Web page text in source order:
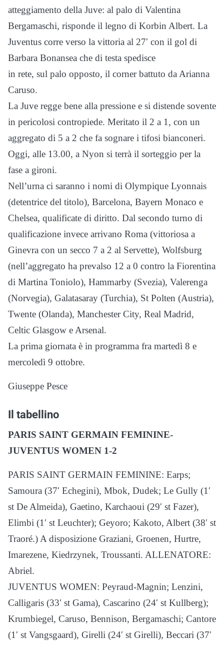
atteggiamento della Juve: al palo di Valentina
Bergamaschi, risponde il legno di Korbin Albert. La
Juventus corre verso la vittoria al 27′ con il gol di
Barbara Bonansea che di testa spedisce
in rete, sul palo opposto, il corner battuto da Arianna
Caruso.
La Juve regge bene alla pressione e si distende sovente
in pericolosi contropiede. Meritato il 2 a 1, con un
aggregato di 5 a 2 che fa sognare i tifosi bianconeri.
Oggi, alle 13.00, a Nyon si terrà il sorteggio per la
fase a gironi.
Nell’urna ci saranno i nomi di Olympique Lyonnais
(detentrice del titolo), Barcelona, Bayern Monaco e
Chelsea, qualificate di diritto. Dal secondo turno di
qualificazione invece arrivano Roma (vittoriosa a
Ginevra con un secco 7 a 2 al Servette), Wolfsburg
(nell’aggregato ha prevalso 12 a 0 contro la Fiorentina
di Martina Toniolo), Hammarby (Svezia), Valerenga
(Norvegia), Galatasaray (Turchia), St Polten (Austria),
Twente (Olanda), Manchester City, Real Madrid,
Celtic Glasgow e Arsenal.
La prima giornata è in programma fra martedì 8 e
mercoledì 9 ottobre.
Giuseppe Pesce
Il tabellino
PARIS SAINT GERMAIN FEMININE-
JUVENTUS WOMEN 1-2
PARIS SAINT GERMAIN FEMININE: Earps;
Samoura (37′ Echegini), Mbok, Dudek; Le Gully (1′
st De Almeida), Gaetino, Karchaoui (29′ st Fazer),
Elimbi (1′ st Leuchter); Geyoro; Kakoto, Albert (38′ st
Traoré.) A disposizione Graziani, Groenen, Hurtre,
Imarezene, Kiedrzynek, Troussanti. ALLENATORE:
Abriel.
JUVENTUS WOMEN: Peyraud-Magnin; Lenzini,
Calligaris (33′ st Gama), Cascarino (24′ st Kullberg);
Krumbiegel, Caruso, Bennison, Bergamaschi; Cantore
(1′ st Vangsgaard), Girelli (24′ st Girelli), Beccari (37′